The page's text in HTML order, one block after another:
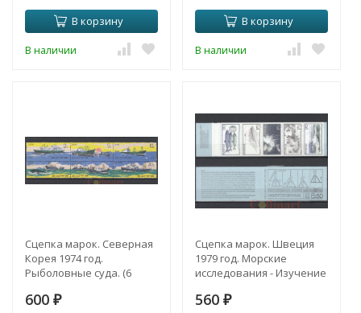
В корзину
В наличии
В корзину
В наличии
Сцепка марок. Северная
Корея 1974 год.
Рыболовные суда. (6
600 ₽
Сцепка марок. Швеция
1979 год. Морские
исследования - Изучение
буклете)
560 ₽